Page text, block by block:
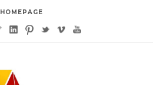
HOMEPAGE